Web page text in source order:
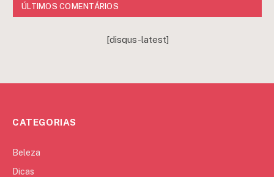
ÚLTIMOS COMENTÁRIOS
[disqus-latest]
CATEGORIAS
Beleza
Dicas